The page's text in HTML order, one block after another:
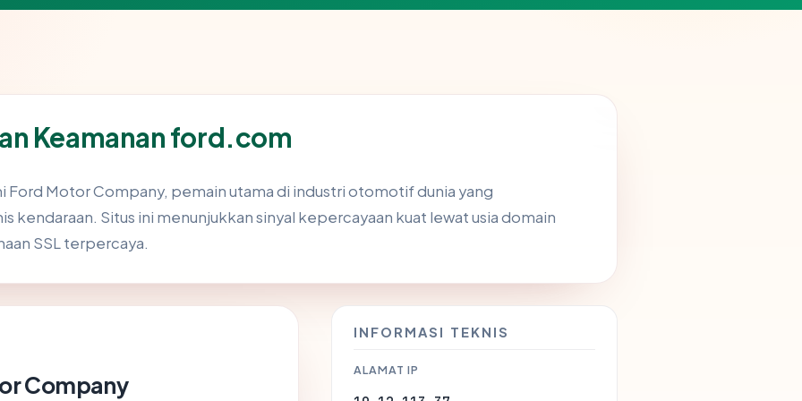
Keamanan ford.com
Ford Motor Company, pemain utama di industri otomotif dunia yang
kendaraan. Situs ini menunjukkan sinyal kepercayaan kuat lewat usia domain
SSL terpercaya.
Company
INFORMASI TEKNIS
ALAMAT IP